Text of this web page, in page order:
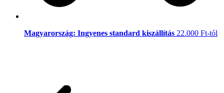
Magyarország: Ingyenes standard kiszállítás 22.000 Ft-tól